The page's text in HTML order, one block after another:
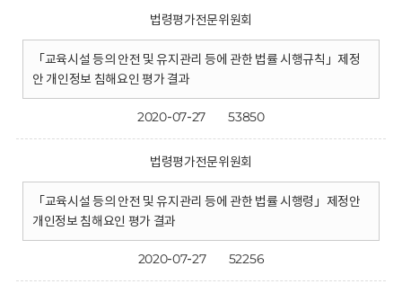
법령평가전문위원회
「교육시설 등의 안전 및 유지관리 등에 관한 법률 시행규칙」제정
안 개인정보 침해요인 평가 결과
2020-07-27 53850
법령평가전문위원회
「교육시설 등의 안전 및 유지관리 등에 관한 법률 시행령」제정안
개인정보 침해요인 평가 결과
2020-07-27 52256